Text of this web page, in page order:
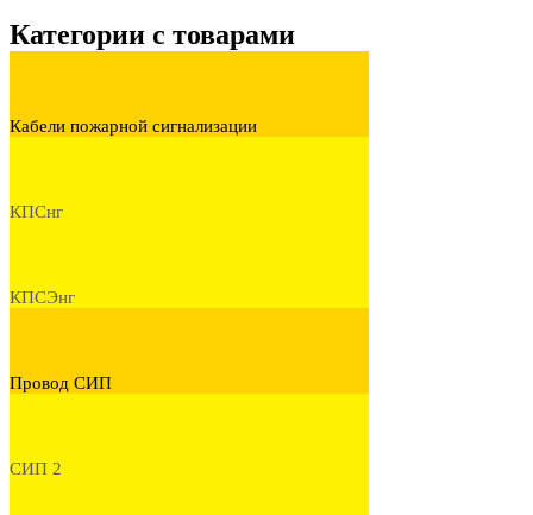
Категории с товарами
Кабели пожарной сигнализации
КПСнг
КПСЭнг
Провод СИП
СИП 2